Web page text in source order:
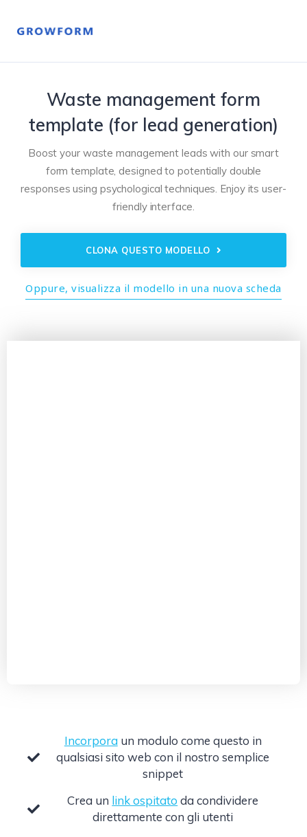
Waste management form
template (for lead generation)
Boost your waste management leads with our smart
form template, designed to potentially double
responses using psychological techniques. Enjoy its user-
friendly interface.
CLONA QUESTO MODELLO
Oppure, visualizza il modello in una nuova scheda
Incorpora un modulo come questo in
qualsiasi sito web con il nostro semplice
snippet
Crea un link ospitato da condividere
direttamente con gli utenti